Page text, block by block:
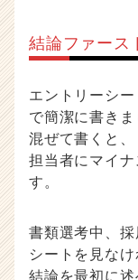
結論ファース
エントリーシ
で簡潔に書き
混ぜて書くと
担当者にマイ
す。
書類選考中、
シートを見なけ
結論を最初に